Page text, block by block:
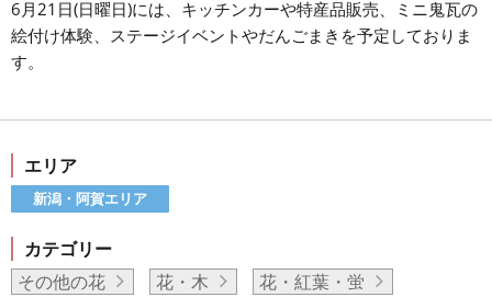
6月21日(日曜日)には、キッチンカーや特産品販売、ミニ鬼瓦の
絵付け体験、ステージイベントやだんごまきを予定しておりま
す。
エリア
新潟・阿賀エリア
カテゴリー
その他の花
花・木 花・紅葉・蛍